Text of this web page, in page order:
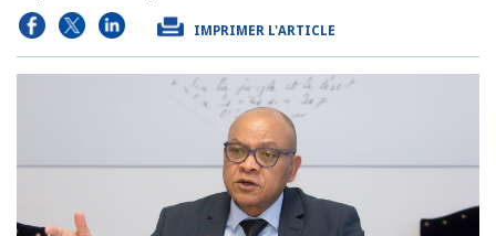
IMPRIMER L'ARTICLE